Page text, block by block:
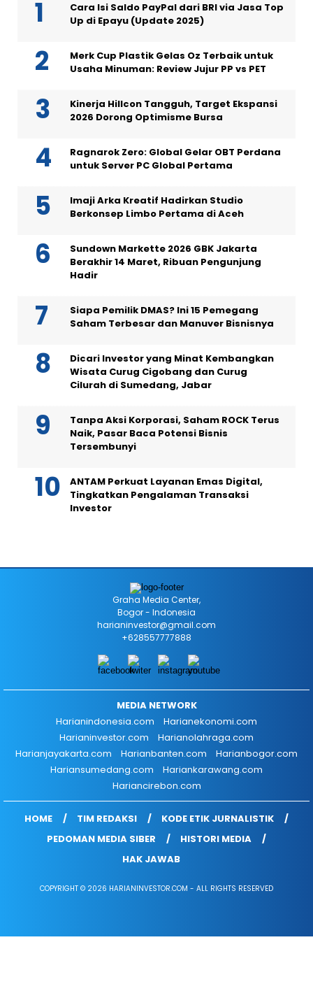
Cara Isi Saldo PayPal dari BRI via Jasa Top
Up di Epayu (Update 2025)
Merk Cup Plastik Gelas Oz Terbaik untuk
Usaha Minuman: Review Jujur PP vs PET
Kinerja Hillcon Tangguh, Target Ekspansi
2026 Dorong Optimisme Bursa
Ragnarok Zero: Global Gelar OBT Perdana
untuk Server PC Global Pertama
Imaji Arka Kreatif Hadirkan Studio
Berkonsep Limbo Pertama di Aceh
Sundown Markette 2026 GBK Jakarta
Berakhir 14 Maret, Ribuan Pengunjung
Hadir
Siapa Pemilik DMAS? Ini 15 Pemegang
Saham Terbesar dan Manuver Bisnisnya
Dicari Investor yang Minat Kembangkan
Wisata Curug Cigobang dan Curug
Cilurah di Sumedang, Jabar
Tanpa Aksi Korporasi, Saham ROCK Terus
Naik, Pasar Baca Potensi Bisnis
Tersembunyi
ANTAM Perkuat Layanan Emas Digital,
Tingkatkan Pengalaman Transaksi
Investor
Graha Media Center,
Bogor - Indonesia
harianinvestor@gmail.com
+628557777888
MEDIA NETWORK
Harianindonesia.com
Harianekonomi.com
Harianinvestor.com
Harianolahraga.com
Harianjayakarta.com
Harianbanten.com
Harianbogor.com
Hariansumedang.com
Hariankarawang.com
Hariancirebon.com
HOME TIM REDAKSI
KODE ETIK JURNALISTIK
PEDOMAN MEDIA SIBER
HISTORI MEDIA
HAK JAWAB
COPYRIGHT © 2026 HARIANINVESTOR.COM - ALL RIGHTS RESERVED